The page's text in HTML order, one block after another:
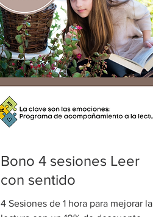
Bono 4 sesiones Leer
con sentido
4 Sesiones de 1 hora para mejorar la